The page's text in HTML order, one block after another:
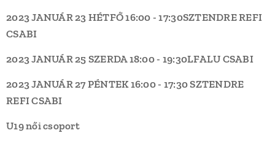
2023 JANUÁR 23 HÉTFŐ16:00 - 17:30SZTENDRE REFI
CSABI
2023 JANUÁR 25 SZERDA18:00 - 19:30LFALU CSABI
2023 JANUÁR 27 PÉNTEK16:00 - 17:30SZTENDRE
REFICSABI
U19 női csoport